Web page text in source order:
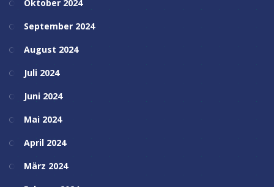
Oktober 2024
September 2024
August 2024
Juli 2024
Juni 2024
Mai 2024
April 2024
März 2024